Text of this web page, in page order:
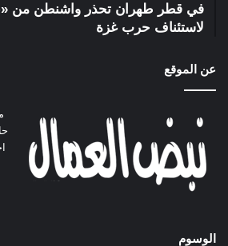
في قطر طهران تحذر واشنطن من
لاستئناف حرب غزة
عن الموقع
الوسوم